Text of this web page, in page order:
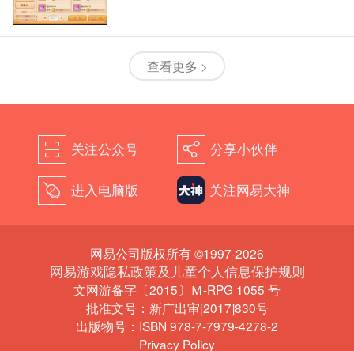
查看更多 >
򰀁 关注公众号 򰀂 分享小伙伴
򰀄 进入电脑版 关注网易大神
网易公司版权所有 ©1997-2026
网易游戏隐私政策及儿童个人信息保护规则
文网游备字〔2015〕Ｍ-RPG 1055 号
批准文号：新广出审[2017]830号
出版物号：ISBN 978-7-7979-4278-2
Privacy Policy